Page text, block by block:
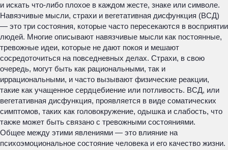
и искать что-либо плохое в каждом жесте, знаке или символе.
Навязчивые мысли, страхи и вегетативная дисфункция (ВСД)
— это три состояния, которые часто пересекаются в восприятии
людей. Многие описывают навязчивые мысли как постоянные,
тревожные идеи, которые не дают покоя и мешают
сосредоточиться на повседневных делах. Страхи, в свою
очередь, могут быть как рациональными, так и
иррациональными, и часто вызывают физические реакции,
такие как учащенное сердцебиение или потливость. ВСД, или
вегетативная дисфункция, проявляется в виде соматических
симптомов, таких как головокружение, одышка и слабость, что
также может быть связано с тревожными состояниями.
Общее между этими явлениями — это влияние на
психоэмоциональное состояние человека и его качество жизни.